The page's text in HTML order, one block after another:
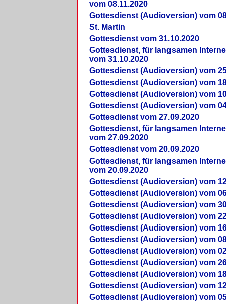
vom 08.11.2020
Gottesdienst (Audioversion) vom
St. Martin
Gottesdienst vom 31.10.2020
Gottesdienst, für langsamen
vom 31.10.2020
Gottesdienst (Audioversion) vom
Gottesdienst (Audioversion) vom
Gottesdienst (Audioversion) vom
Gottesdienst (Audioversion) vom
Gottesdienst vom 27.09.2020
Gottesdienst, für langsamen
vom 27.09.2020
Gottesdienst vom 20.09.2020
Gottesdienst, für langsamen
vom 20.09.2020
Gottesdienst (Audioversion) vom
Gottesdienst (Audioversion) vom
Gottesdienst (Audioversion) vom
Gottesdienst (Audioversion) vom
Gottesdienst (Audioversion) vom
Gottesdienst (Audioversion) vom
Gottesdienst (Audioversion) vom
Gottesdienst (Audioversion) vom
Gottesdienst (Audioversion) vom
Gottesdienst (Audioversion) vom
Gottesdienst (Audioversion) vom